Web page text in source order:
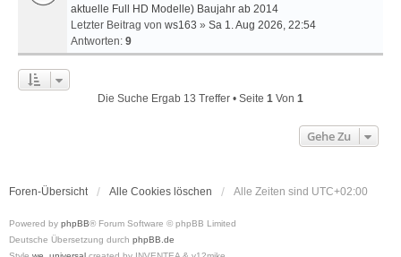
aktuelle Full HD Modelle) Baujahr ab 2014
Letzter Beitrag von ws163 » Sa 1. Aug 2026, 22:54
Antworten: 9
Die Suche Ergab 13 Treffer • Seite 1 Von 1
Gehe Zu
Foren-Übersicht Alle Cookies löschen Alle Zeiten sind UTC+02:00
Powered by phpBB® Forum Software © phpBB Limited
Deutsche Übersetzung durch phpBB.de